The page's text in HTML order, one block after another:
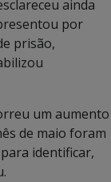
ainda
por
prisão,
um aumento
de maio foram
identificar,